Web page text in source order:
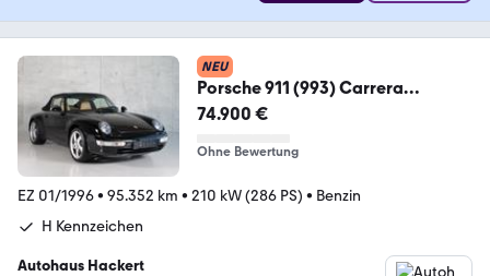
NEU
Porsche 911 (993) Carrera
Cabriolet 18 Zoll
74.900 €
Ohne Bewertung
EZ 01/1996• 95.352 km • 210 kW (286 PS) • Benzin
H Kennzeichen
Autohaus Hackert